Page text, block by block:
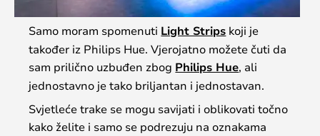
Samo moram spomenuti Light Strips koji je
također iz Philips Hue. Vjerojatno možete čuti da
sam prilično uzbuđen zbog Philips Hue, ali
jednostavno je tako briljantan i jednostavan.
Svjetleće trake se mogu savijati i oblikovati točno
kako želite i samo se podrezuju na oznakama